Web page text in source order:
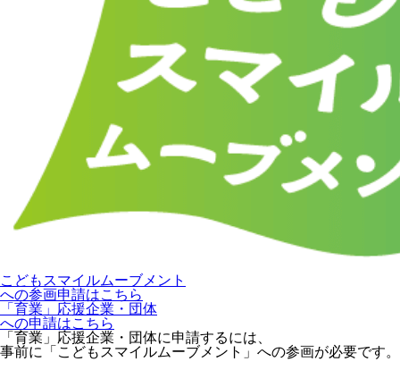
こどもスマイルムーブメント
への参画申請はこちら
「育業」応援企業・団体
への申請はこちら
「育業」応援企業・団体に申請するには、
事前に「こどもスマイルムーブメント」への参画が必要です。